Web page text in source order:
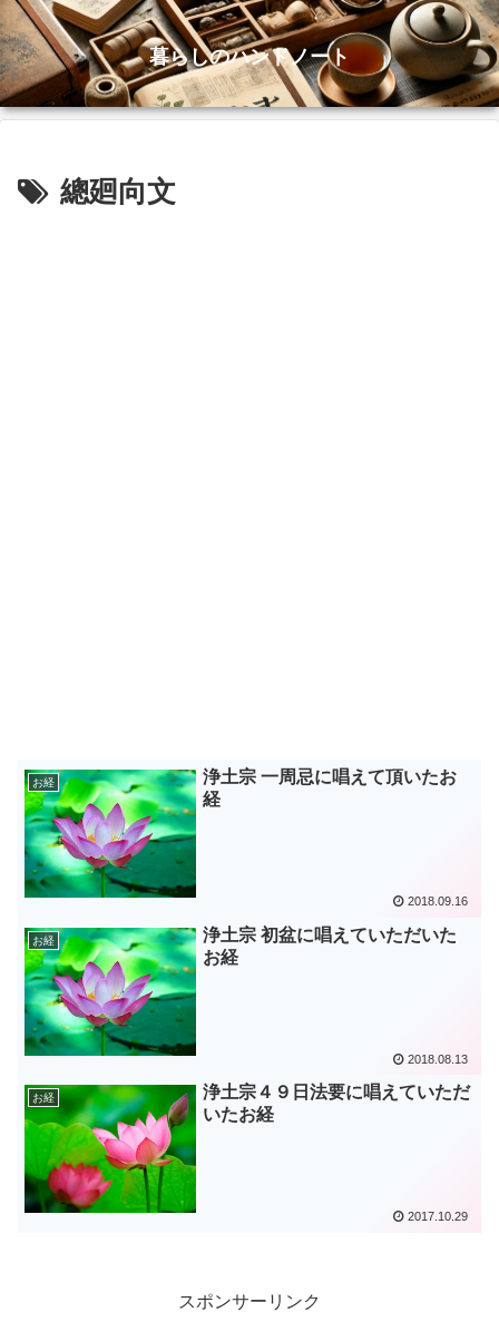
暮らしのハンドノート
總廻向文
お経
浄土宗 一周忌に唱えて頂いたお
経
2018.09.16
お経
浄土宗 初盆に唱えていただいた
お経
2018.08.13
お経
浄土宗４９日法要に唱えていただ
いたお経
2017.10.29
スポンサーリンク